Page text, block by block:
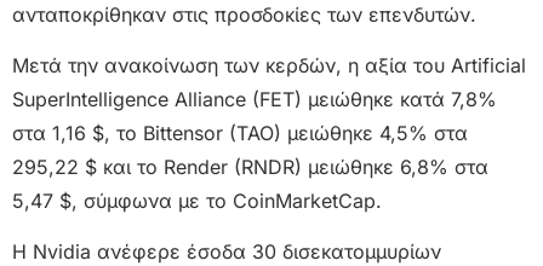
ανταποκρίθηκαν στις προσδοκίες των επενδυτών.
Μετά την ανακοίνωση των κερδών, η αξία του Artificial
SuperIntelligence Alliance (FET) μειώθηκε κατά 7,8%
στα 1,16 $, το Bittensor (TAO) μειώθηκε 4,5% στα
295,22 $ και το Render (RNDR) μειώθηκε 6,8% στα
5,47 $, σύμφωνα με το CoinMarketCap.
Η Nvidia ανέφερε έσοδα 30 δισεκατομμυρίων